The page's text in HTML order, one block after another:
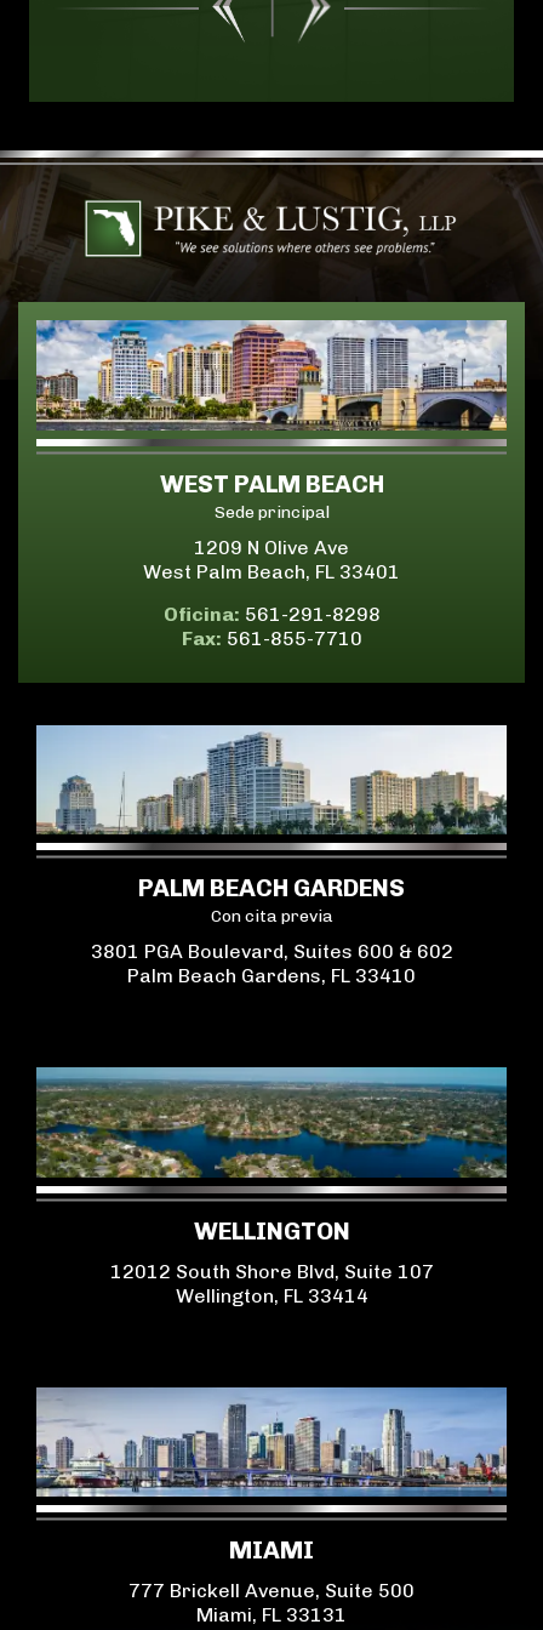
WEST PALM BEACH
Sede principal
1209 N Olive Ave
West Palm Beach, FL 33401
Oficina: 561-291-8298
Fax: 561-855-7710
PALM BEACH GARDENS
Con cita previa
3801 PGA Boulevard, Suites 600 & 602
Palm Beach Gardens, FL 33410
WELLINGTON
12012 South Shore Blvd, Suite 107
Wellington, FL 33414
MIAMI
777 Brickell Avenue, Suite 500
Miami, FL 33131